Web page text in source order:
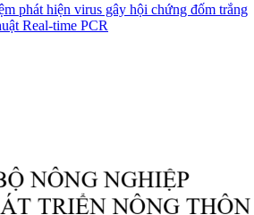
phát hiện virus gây hội chứng đốm trắng
Real-time PCR